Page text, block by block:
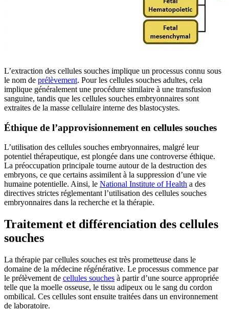
L’extraction des cellules souches implique un processus connu sous
le nom de prélèvement. Pour les cellules souches adultes, cela
implique généralement une procédure similaire à une transfusion
sanguine, tandis que les cellules souches embryonnaires sont
extraites de la masse cellulaire interne des blastocystes.
Éthique de l’approvisionnement en cellules souches
L’utilisation des cellules souches embryonnaires, malgré leur
potentiel thérapeutique, est plongée dans une controverse éthique.
La préoccupation principale tourne autour de la destruction des
embryons, ce que certains assimilent à la suppression d’une vie
humaine potentielle. Ainsi, le National Institute of Health a des
directives strictes réglementant l’utilisation des cellules souches
embryonnaires dans la recherche et la thérapie.
Traitement et différenciation des cellules
souches
La thérapie par cellules souches est très prometteuse dans le
domaine de la médecine régénérative. Le processus commence par
le prélèvement de cellules souches à partir d’une source appropriée
telle que la moelle osseuse, le tissu adipeux ou le sang du cordon
ombilical. Ces cellules sont ensuite traitées dans un environnement
de laboratoire.